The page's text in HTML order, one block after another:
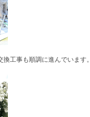
換工事も順調に進んでいます。